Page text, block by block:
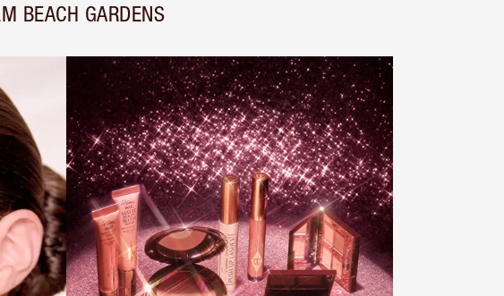
BEACH GARDENS